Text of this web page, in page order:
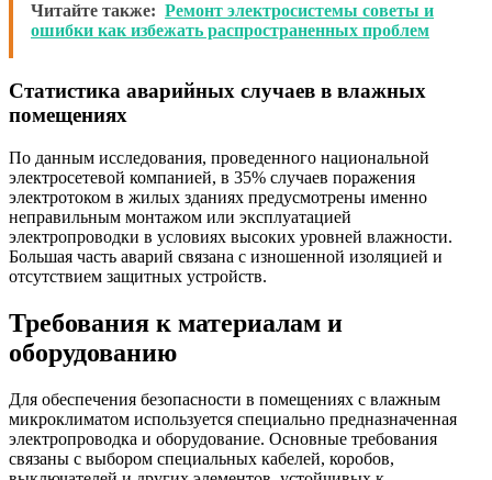
Читайте также: Ремонт электросистемы советы и
ошибки как избежать распространенных проблем
Статистика аварийных случаев в влажных
помещениях
По данным исследования, проведенного национальной
электросетевой компанией, в 35% случаев поражения
электротоком в жилых зданиях предусмотрены именно
неправильным монтажом или эксплуатацией
электропроводки в условиях высоких уровней влажности.
Большая часть аварий связана с изношенной изоляцией и
отсутствием защитных устройств.
Требования к материалам и
оборудованию
Для обеспечения безопасности в помещениях с влажным
микроклиматом используется специально предназначенная
электропроводка и оборудование. Основные требования
связаны с выбором специальных кабелей, коробов,